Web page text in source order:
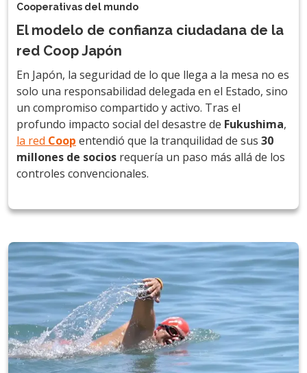
Cooperativas del mundo
El modelo de confianza ciudadana de la
red Coop Japón
En Japón, la seguridad de lo que llega a la mesa no es
solo una responsabilidad delegada en el Estado, sino
un compromiso compartido y activo. Tras el
profundo impacto social del desastre de Fukushima,
la red Coop entendió que la tranquilidad de sus 30
millones de socios requería un paso más allá de los
controles convencionales.